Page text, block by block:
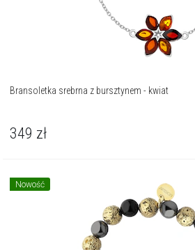
Bransoletka srebrna z bursztynem - kwiat
349 zł
Nowość